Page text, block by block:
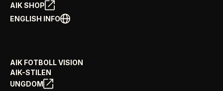
AIK SHOP
ENGLISH INFO
AIK FOTBOLL VISION
AIK-STILEN
UNGDOM